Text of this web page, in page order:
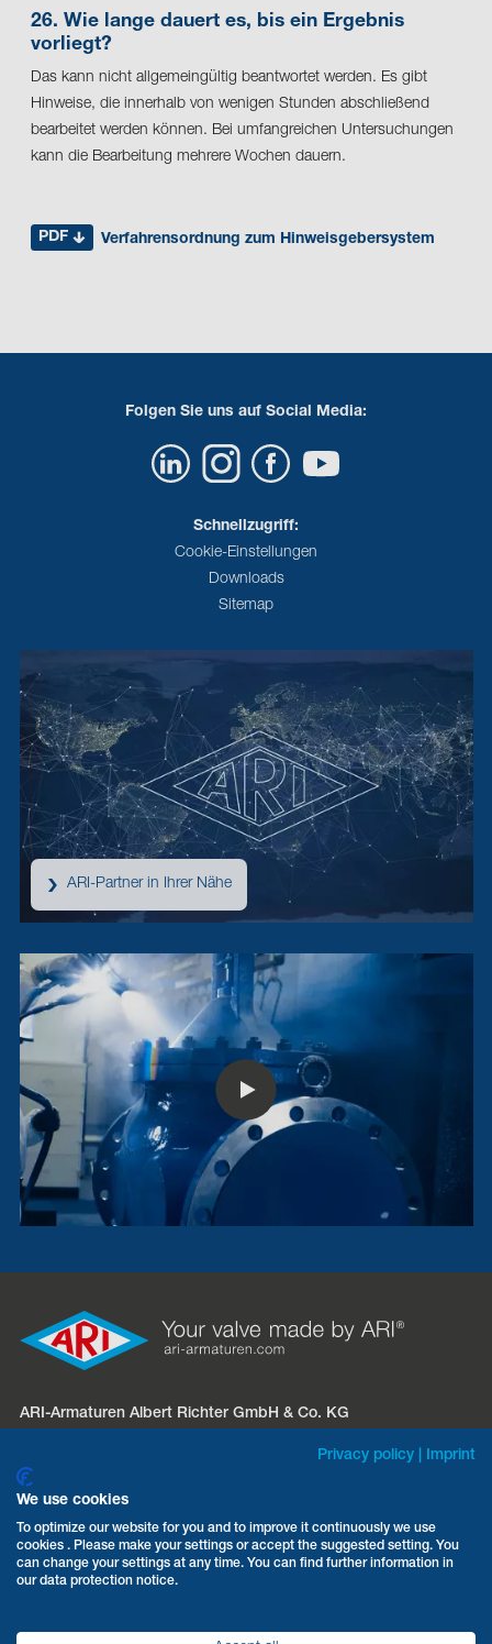
26. Wie lange dauert es, bis ein Ergebnis
vorliegt?
Das kann nicht allgemeingültig beantwortet werden. Es gibt
Hinweise, die innerhalb von wenigen Stunden abschließend
bearbeitet werden können. Bei umfangreichen Untersuchungen
kann die Bearbeitung mehrere Wochen dauern.
PDF Verfahrensordnung zum Hinweisgebersystem
Folgen Sie uns auf Social Media:
Schnellzugriff:
Cookie-Einstellungen
Downloads
Sitemap
ARI-Partner in Ihrer Nähe
ARI-Armaturen Albert Richter GmbH & Co. KG
D-33758 Schloß Holte-Stukenbrock
Telefon:+49 5207 994-0
Fax: +49 5207 994-297 / -298
E-Mail: info.vertrieb@ari-armaturen.com
Privacy policy Imprint
We use cookies
To optimize our website for you and to improve it continuously we use
cookies . Please make your settings or accept the suggested setting. You
can change your settings at any time. You can find further information in
our data protection notice.